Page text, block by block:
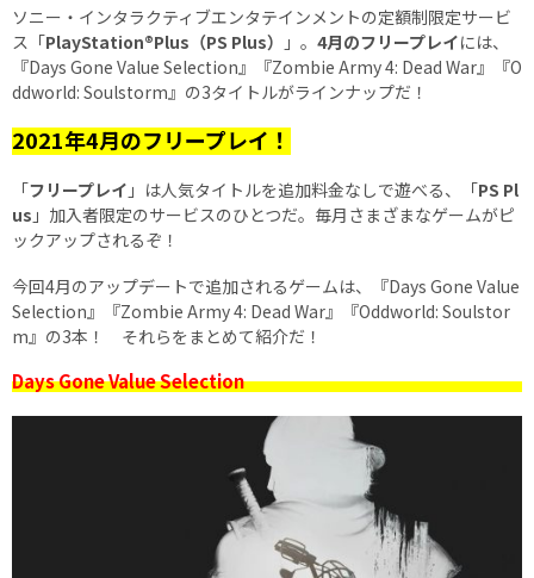
ソニー・インタラクティブエンタテインメントの定額制限定サービ
ス「PlayStation®Plus（PS Plus） 」。 4月のフリープレイには、
『Days Gone Value Selection』『Zombie Army 4: Dead War』『O
ddworld: Soulstorm』の3タイトルがラインナップだ！
2021年4月のフリープレイ！
「フリープレイ 」は人気タイトルを追加料金なしで遊べる、「PS Pl
us 」加入者限定のサービスのひとつだ。毎月さまざまなゲームがピ
ックアップされるぞ！
今回4月のアップデートで追加されるゲームは、『Days Gone Value
Selection』『Zombie Army 4: Dead War』『Oddworld: Soulstor
m』の3本！ それらをまとめて紹介だ！
Days Gone Value Selection